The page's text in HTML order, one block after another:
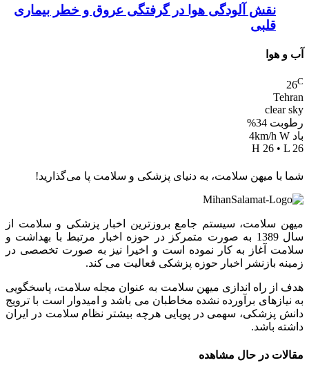
نقش آلودگی هوا در گرفتگی عروق و خطر بیماری
قلبی
آب و هوا
26C
Tehran
clear sky
رطوبت 34%
باد 4km/h W
H 26 • L 26
شما با میهن سلامت، به دنیای پزشکی و سلامت پا می‌گذارید!
میهن سلامت، سیستم جامع بروزترین اخبار پزشکی و سلامت از
سال 1389 به صورت متمرکز در حوزه اخبار مرتبط با بهداشت و
سلامت آغاز به کار نموده است و اخیرا نیز به صورت تخصصی در
زمینه بازنشر اخبار حوزه پزشکی فعالیت می کند.
هدف از راه اندازی میهن سلامت به عنوان مجله سلامت، پاسخگویی
به نیازهای برآورده نشده مخاطبان می باشد و امیدوار است با ترویج
دانش پزشکی، سهمی در پویایی هرچه بیشتر نظام سلامت در ایران
داشته باشد.
مقالات در حال مشاهده